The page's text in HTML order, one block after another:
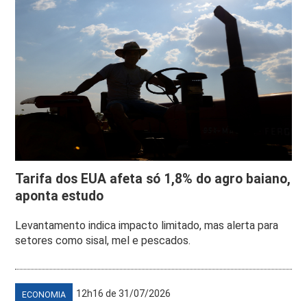
Tarifa dos EUA afeta só 1,8% do agro baiano,
aponta estudo
Levantamento indica impacto limitado, mas alerta para
setores como sisal, mel e pescados.
ECONOMIA 12h16 de 31/07/2026